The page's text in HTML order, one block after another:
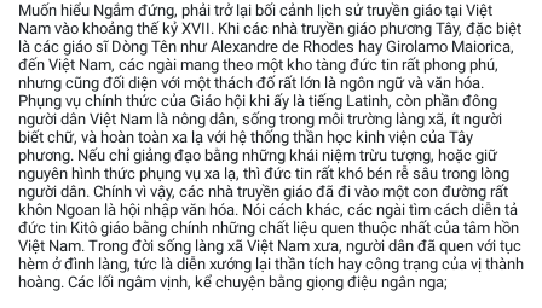
Muốn hiểu Ngắm đứng, phải trở lại bối cảnh lịch sử truyền giáo tại Việt
Nam vào khoảng thế kỷ XVII. Khi các nhà truyền giáo phương Tây, đặc biệt
là các giáo sĩ Dòng Tên như Alexandre de Rhodes hay Girolamo Maiorica,
đến Việt Nam, các ngài mang theo một kho tàng đức tin rất phong phú,
nhưng cũng đối diện với một thách đố rất lớn là ngôn ngữ và văn hóa.
Phụng vụ chính thức của Giáo hội khi ấy là tiếng Latinh, còn phần đông
người dân Việt Nam là nông dân, sống trong môi trường làng xã, ít người
biết chữ, và hoàn toàn xa lạ với hệ thống thần học kinh viện của Tây
phương. Nếu chỉ giảng đạo bằng những khái niệm trừu tượng, hoặc giữ
nguyên hình thức phụng vụ xa lạ, thì đức tin rất khó bén rễ sâu trong lòng
người dân. Chính vì vậy, các nhà truyền giáo đã đi vào một con đường rất
khôn Ngoan là hội nhập văn hóa. Nói cách khác, các ngài tìm cách diễn tả
đức tin Kitô giáo bằng chính những chất liệu quen thuộc nhất của tâm hồn
Việt Nam. Trong đời sống làng xã Việt Nam xưa, người dân đã quen với tục
hèm ở đình làng, tức là diễn xướng lại thần tích hay công trạng của vị thành
hoàng. Các lối ngâm vịnh, kể chuyện bằng giọng điệu ngân nga;